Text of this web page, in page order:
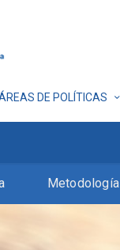
DE POLÍTICAS
Metodología